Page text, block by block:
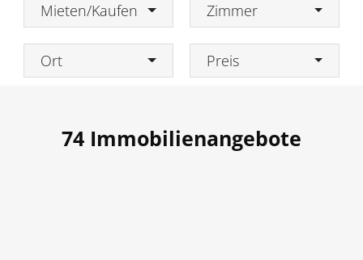
Mieten/Kaufen Zimmer
Ort Preis
74 Immobilienangebote